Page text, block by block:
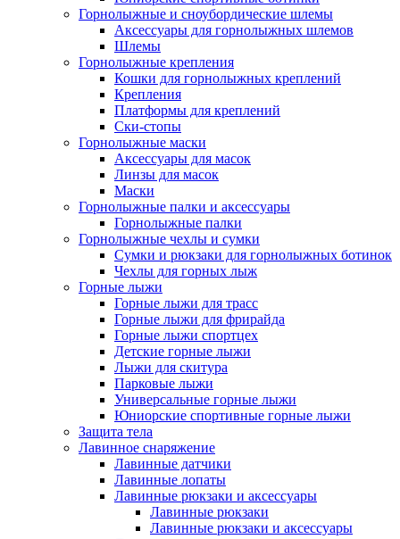
Горнолыжные и сноубордические шлемы
Аксессуары для горнолыжных шлемов
Шлемы
Горнолыжные крепления
Кошки для горнолыжных креплений
Крепления
Платформы для креплений
Ски-стопы
Горнолыжные маски
Аксессуары для масок
Линзы для масок
Маски
Горнолыжные палки и аксессуары
Горнолыжные палки
Горнолыжные чехлы и сумки
Сумки и рюкзаки для горнолыжных ботинок
Чехлы для горных лыж
Горные лыжи
Горные лыжи для трасс
Горные лыжи для фрирайда
Горные лыжи спортцех
Детские горные лыжи
Лыжи для скитура
Парковые лыжи
Универсальные горные лыжи
Юниорские спортивные горные лыжи
Защита тела
Лавинное снаряжение
Лавинные датчики
Лавинные лопаты
Лавинные рюкзаки и аксессуары
Лавинные рюкзаки
Лавинные рюкзаки и аксессуары